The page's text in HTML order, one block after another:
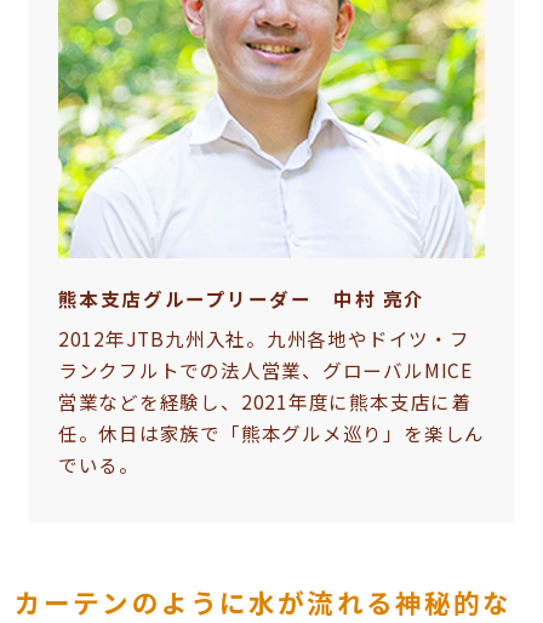
熊本支店グループリーダー 中村 亮介
2012年JTB九州入社。九州各地やドイツ・フ
ランクフルトでの法人営業、グローバルMICE
営業などを経験し、2021年度に熊本支店に着
任。休日は家族で「熊本グルメ巡り」を楽しん
でいる。
カーテンのように水が流れる神秘的な